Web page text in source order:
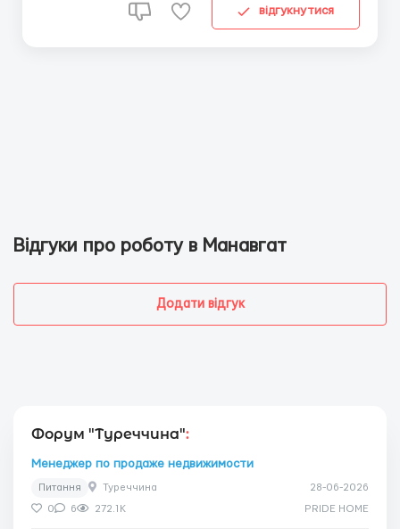
відгукнутися
Відгуки про роботу в Манавгат
Додати відгук
Форум "Туреччина":
Менеджер по продаже недвижимости
Питання Туреччина 28-06-2026
0 6 272.1K PRIDE HOME